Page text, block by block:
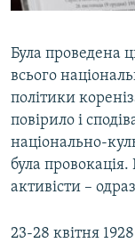
Була проведена
всього
політики
повірило і
національно-
була
активісти –
23-28 квітня